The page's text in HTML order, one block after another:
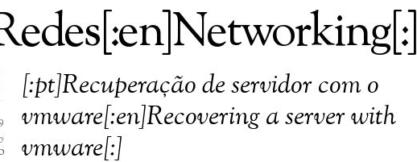
[:pt]Recuperação de servidor com o
vmware[:en]Recovering a server with
vmware[:]